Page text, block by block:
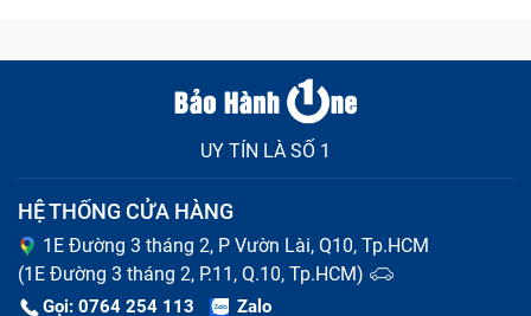
Chữa rosoft Surface Chuyên Nghiệp bị móp, méo,
hay trầy xước làm mất đi thẩm mĩ.
Lỗi này bao gồm tablet nhanh hết pin, sạc
không vào, sạc không đầy, báo pin ảo,...
Các lỗi khác: Chiếc Chữa rosoft Surface Chuyên
Nghiệp bị treo logo, hỏng phím cứng, thiếu bộ nhớ,...
Đừng lo vì đã có Bảo Hành One sẽ giúp bạn khắc phục
tất tần tật các lỗi này khi đến trung tâm sửa chữa.
UY TÍN LÀ SỐ 1
HỆ THỐNG CỬA HÀNG
1E Đường 3 tháng 2, P Vườn Lài, Q10, Tp.HCM
(1E Đường 3 tháng 2, P.11, Q.10, Tp.HCM)
Gọi: 0764 254 113 Zalo